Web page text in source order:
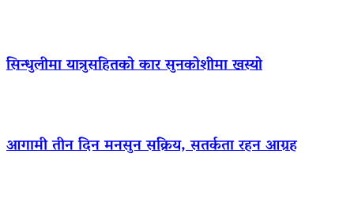
सिन्धुलीमा यात्रुसहितको कार सुनकोशीमा खस्यो
आगामी तीन दिन मनसुन सक्रिय, सतर्कता रहन आग्रह